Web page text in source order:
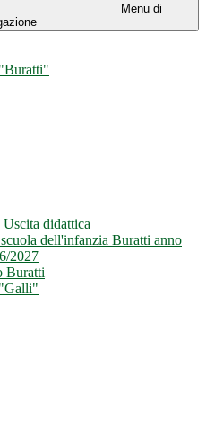
Menu di
didattica
dell'infanzia Buratti anno
2027
Buratti